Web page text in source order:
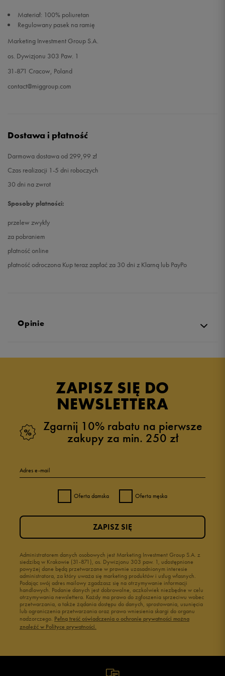
Materiał: 100% poliuretan
Regulowany pasek na ramię
Marketing Investment Group S.A.
os. Dywizjonu 303 Paw. 1
31-871 Cracow, Poland
contact@miggroup.com
Dostawa i płatność
Darmowa dostawa od 299,99 zł
Czas realizacji 1-5 dni roboczych
30 dni na zwrot
Sposoby płatności:
przelew zwykły
za pobraniem
płatność online
płatność odroczona Kup teraz zapłać za 30 dni z Klarną lub PayPo
Opinie
ZAPISZ SIĘ DO
NEWSLETTERA
Zgarnij 10% rabatu na pierwsze
zakupy za min. 250 zł
Adres e-mail
Oferta damska Oferta męska
Administratorem danych osobowych jest Marketing Investment Group S.A. z
siedzibą w Krakowie (31-871), os. Dywizjonu 303 paw. 1, udostępnione
powyżej dane będą przetwarzane w prawnie uzasadnionym interesie
administratora, za który uważa się marketing produktów i usług własnych.
Podając swój adres mailowy zgadzasz się na otrzymywanie informacji
handlowych. Podanie danych jest dobrowolne, aczkolwiek niezbędne w celu
otrzymywania newslettera. Każdy ma prawo do zgłoszenia sprzeciwu wobec
przetwarzania, a także żądania dostępu do danych, sprostowania, usunięcia
lub ograniczenia przetwarzania oraz prawo wniesienia skargi do organu
nadzorczego. Pełną treść oświadczenia o ochronie prywatności można
znaleźć w Polityce prywatności.
ZAPISZ SIĘ